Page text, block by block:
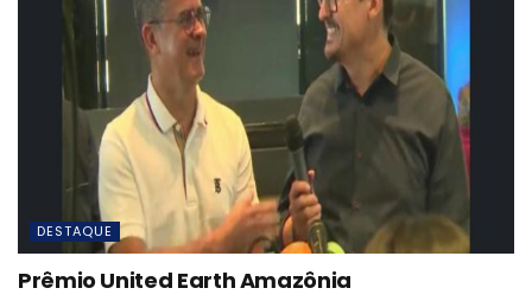
DESTAQUE
Prêmio United Earth Amazônia